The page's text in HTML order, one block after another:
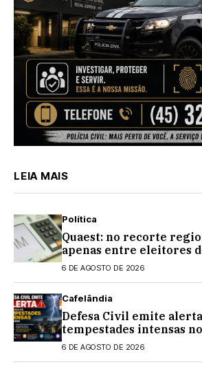
LEIA MAIS
Política
Quaest: no recorte
apenas entre eleitores
eventual 2º turno contra
6 DE AGOSTO DE 2026
Cafelândia
Defesa Civil emite
tempestades intensas
6 DE AGOSTO DE 2026